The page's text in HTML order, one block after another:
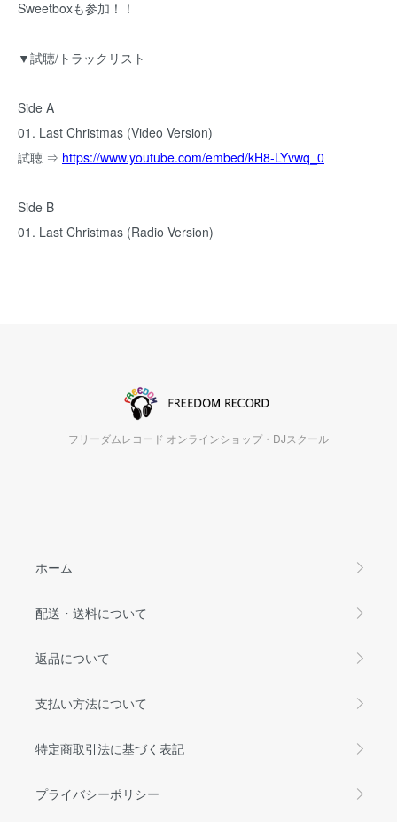
Sweetboxも参加！！
▼試聴/トラックリスト
Side A
01. Last Christmas (Video Version)
試聴 ⇒ https://www.youtube.com/embed/kH8-LYvwq_0
Side B
01. Last Christmas (Radio Version)
フリーダムレコード オンラインショップ・DJスクール
ホーム
配送・送料について
返品について
支払い方法について
特定商取引法に基づく表記
プライバシーポリシー